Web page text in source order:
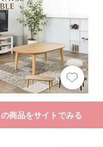
商品をサイトでみる